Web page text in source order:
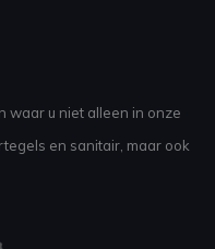
waar u niet alleen in onze
en sanitair, maar ook